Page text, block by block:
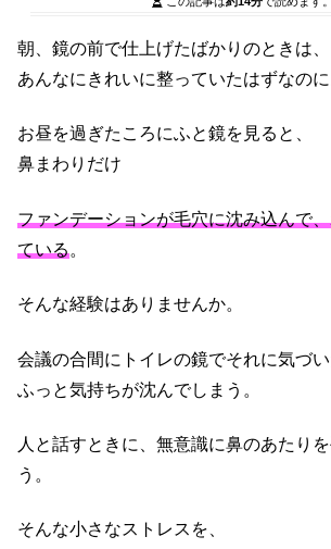
朝、鏡の前で仕上げたばかりのときは、
あんなにきれいに整っていたはずなのに
お昼を過ぎたころにふと鏡を見ると、
鼻まわりだけ
ファンデーションが毛穴に沈み込んで
ている。
そんな経験はありませんか。
会議の合間にトイレの鏡でそれに気づい
ふっと気持ちが沈んでしまう。
人と話すときに、無意識に鼻のあたり
う。
そんな小さなストレスを、